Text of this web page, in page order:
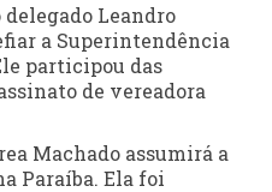
delegado Leandro
a Superintendência
participou das
de vereadora
Machado assumirá a
Paraíba. Ela foi